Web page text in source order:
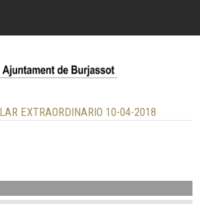
EXTRAORDINARIO 10-04-2018